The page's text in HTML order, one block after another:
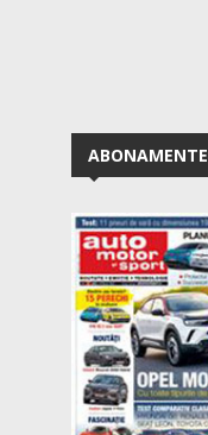
ABONAMENTE